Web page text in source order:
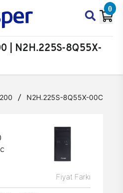
0
| N2H.225S-8Q55X-
N2H.225S-8Q55X-00C
Fiyat Farkı